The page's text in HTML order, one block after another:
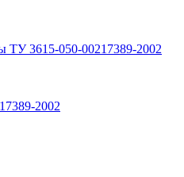
ТУ 3615-050-00217389-2002
2002